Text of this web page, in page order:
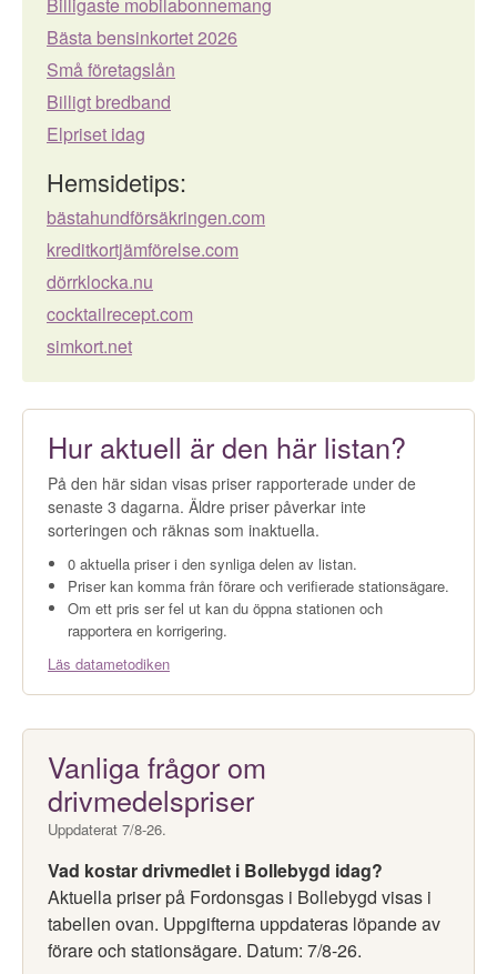
Bästa bensinkortet 2026
Små företagslån
Billigt bredband
Elpriset idag
Hemsidetips:
bästahundförsäkringen.com
kreditkortjämförelse.com
dörrklocka.nu
cocktailrecept.com
simkort.net
Hur aktuell är den här listan?
På den här sidan visas priser rapporterade under de
senaste 3 dagarna. Äldre priser påverkar inte
sorteringen och räknas som inaktuella.
0 aktuella priser i den synliga delen av listan.
Priser kan komma från förare och verifierade stationsägare.
Om ett pris ser fel ut kan du öppna stationen och
rapportera en korrigering.
Läs datametodiken
Vanliga frågor om
drivmedelspriser
Uppdaterat 7/8-26.
Vad kostar drivmedlet i Bollebygd idag?
Aktuella priser på Fordonsgas i Bollebygd visas i
tabellen ovan. Uppgifterna uppdateras löpande av
förare och stationsägare. Datum: 7/8-26.